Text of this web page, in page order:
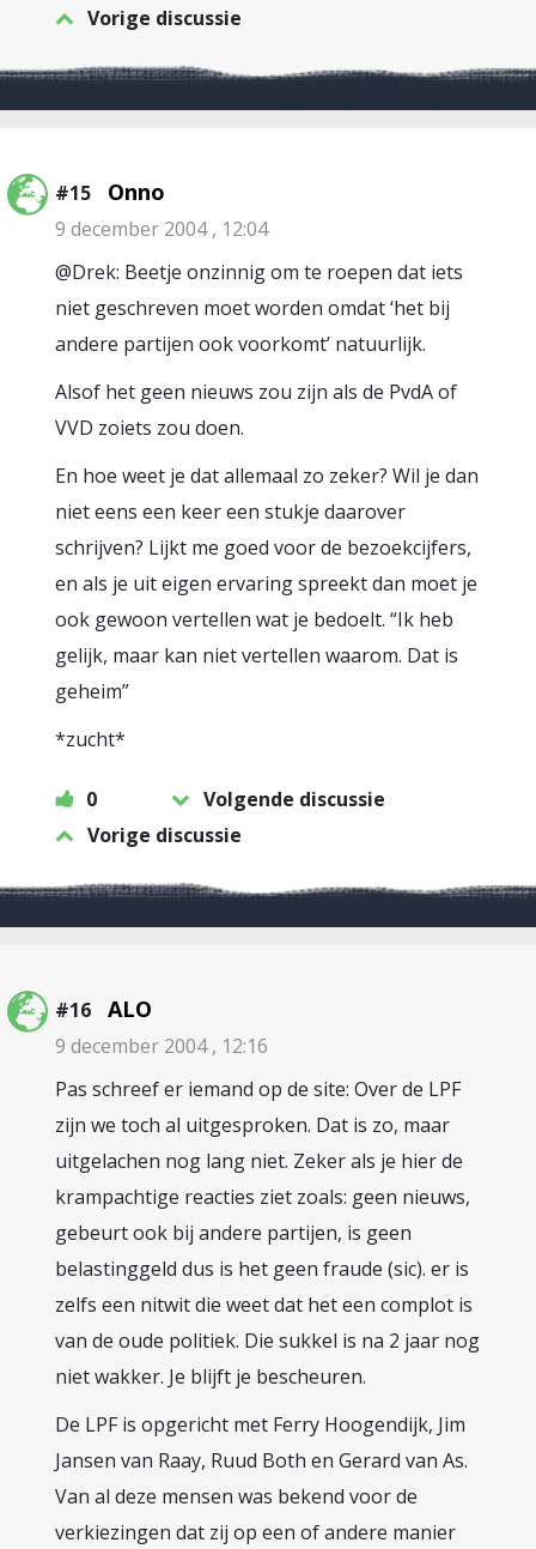
Vorige discussie
#15 Onno
9 december 2004 , 12:04
@Drek: Beetje onzinnig om te roepen dat iets
niet geschreven moet worden omdat ‘het bij
andere partijen ook voorkomt’ natuurlijk.
Alsof het geen nieuws zou zijn als de PvdA of
VVD zoiets zou doen.
En hoe weet je dat allemaal zo zeker? Wil je dan
niet eens een keer een stukje daarover
schrijven? Lijkt me goed voor de bezoekcijfers,
en als je uit eigen ervaring spreekt dan moet je
ook gewoon vertellen wat je bedoelt. “Ik heb
gelijk, maar kan niet vertellen waarom. Dat is
geheim”
*zucht*
0
Volgende discussie
Vorige discussie
#16 ALO
9 december 2004 , 12:16
Pas schreef er iemand op de site: Over de LPF
zijn we toch al uitgesproken. Dat is zo, maar
uitgelachen nog lang niet. Zeker als je hier de
krampachtige reacties ziet zoals: geen nieuws,
gebeurt ook bij andere partijen, is geen
belastinggeld dus is het geen fraude (sic). er is
zelfs een nitwit die weet dat het een complot is
van de oude politiek. Die sukkel is na 2 jaar nog
niet wakker. Je blijft je bescheuren.
De LPF is opgericht met Ferry Hoogendijk, Jim
Jansen van Raay, Ruud Both en Gerard van As.
Van al deze mensen was bekend voor de
verkiezingen dat zij op een of andere manier